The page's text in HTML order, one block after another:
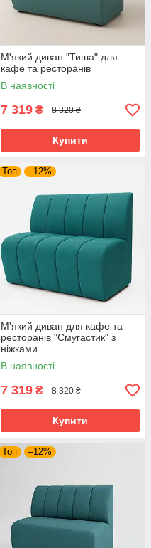
М'який диван "Тиша" для
кафе та ресторанів
В наявності
7 319 ₴ 8 320 ₴
Купити
Топ –12%
М'який диван для кафе та
ресторанів "Смугастик" з
ніжками
В наявності
7 319 ₴ 8 320 ₴
Купити
Топ –12%